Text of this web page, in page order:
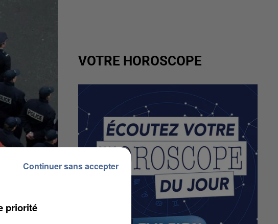
VOTRE HOROSCOPE
priorité
Continuer sans accepter